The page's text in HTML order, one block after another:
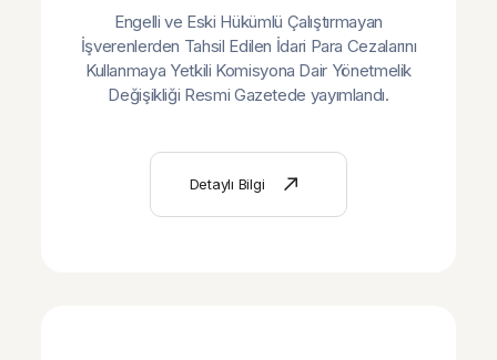
İdari Para Cezalarını
Kullanmaya Yetkili
Komisyona Dair
Yönetmelik’te Değişiklik
Yapıldı
Engelli ve Eski Hükümlü Çalıştırmayan
İşverenlerden Tahsil Edilen İdari Para Cezalarını
Kullanmaya Yetkili Komisyona Dair Yönetmelik
Değişikliği Resmi Gazetede yayımlandı.
Detaylı Bilgi